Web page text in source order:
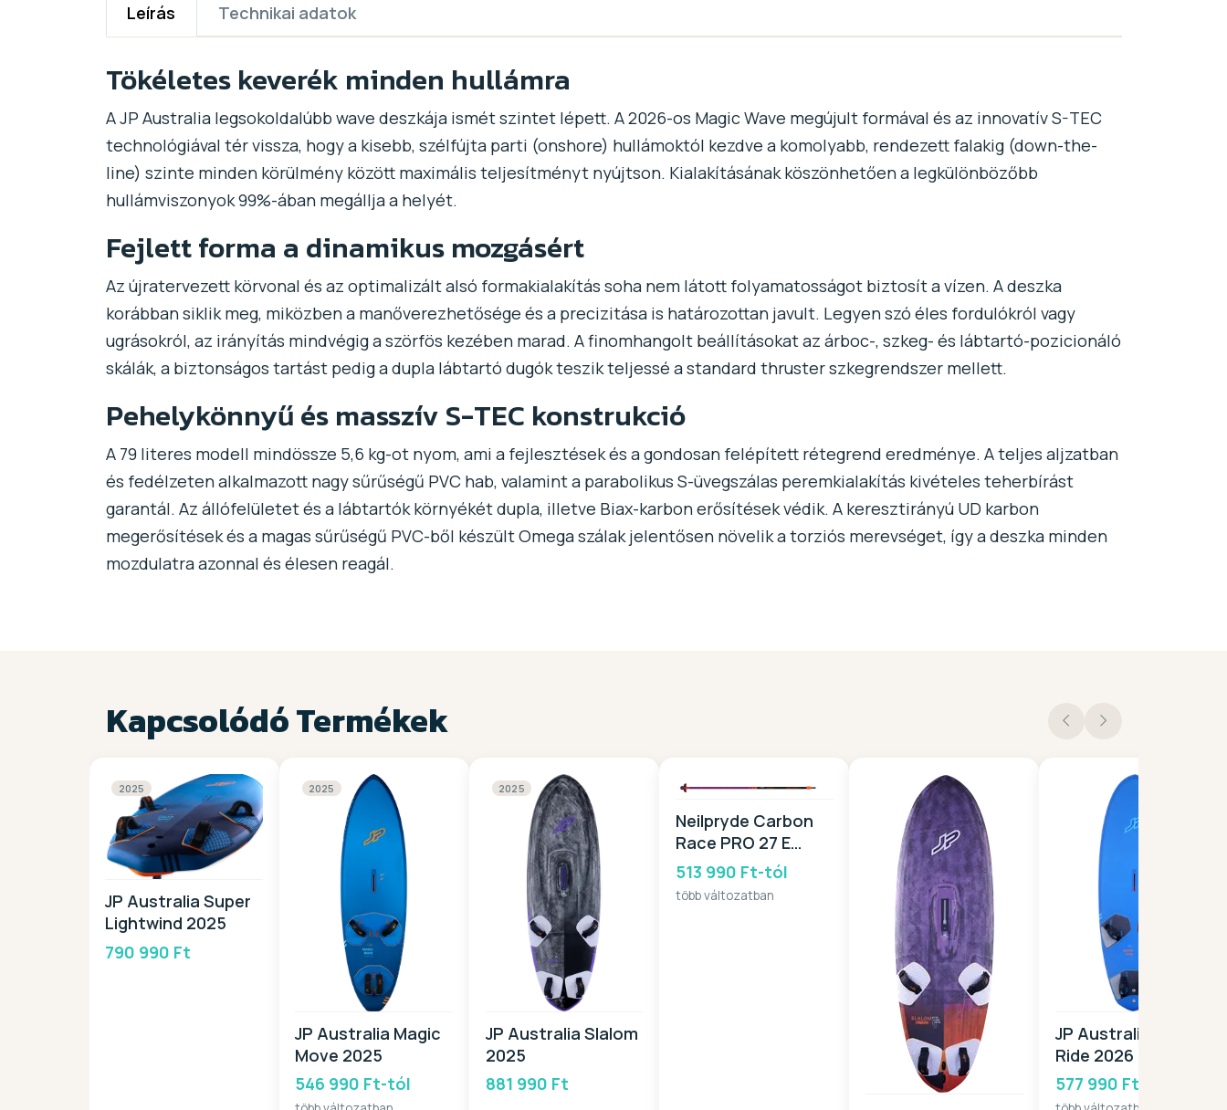
Leírás Technikai adatok
Tökéletes keverék minden hullámra
A JP Australia legsokoldalúbb wave deszkája ismét szintet lépett. A 2026-os Magic Wave megújult formával és az innovatív S-TEC
technológiával tér vissza, hogy a kisebb, szélfújta parti (onshore) hullámoktól kezdve a komolyabb, rendezett falakig (down-the-
line) szinte minden körülmény között maximális teljesítményt nyújtson. Kialakításának köszönhetően a legkülönbözőbb
hullámviszonyok 99%-ában megállja a helyét.
Fejlett forma a dinamikus mozgásért
Az újratervezett körvonal és az optimalizált alsó formakialakítás soha nem látott folyamatosságot biztosít a vízen. A deszka
korábban siklik meg, miközben a manőverezhetősége és a precizitása is határozottan javult. Legyen szó éles fordulókról vagy
ugrásokról, az irányítás mindvégig a szörfös kezében marad. A finomhangolt beállításokat az árboc-, szkeg- és lábtartó-pozicionáló
skálák, a biztonságos tartást pedig a dupla lábtartó dugók teszik teljessé a standard thruster szkegrendszer mellett.
Pehelykönnyű és masszív S-TEC konstrukció
A 79 literes modell mindössze 5,6 kg-ot nyom, ami a fejlesztések és a gondosan felépített rétegrend eredménye. A teljes aljzatban
és fedélzeten alkalmazott nagy sűrűségű PVC hab, valamint a parabolikus S-üvegszálas peremkialakítás kivételes teherbírást
garantál. Az állófelületet és a lábtartók környékét dupla, illetve Biax-karbon erősítések védik. A keresztirányú UD karbon
megerősítések és a magas sűrűségű PVC-ből készült Omega szálak jelentősen növelik a torziós merevséget, így a deszka minden
mozdulatra azonnal és élesen reagál.
Kapcsolódó Termékek
2025
JP Australia Super
Lightwind 2025
790 990 Ft
2025
JP Australia Magic
Move 2025
546 990 Ft-tól
2025
JP Australia Slalom
2025
881 990 Ft
Neilpryde Carbon
Race PRO 27 E
2026
513 990 Ft-tól
több változatban
JP Australia Super
Ride 2026
577 990 Ft-tól